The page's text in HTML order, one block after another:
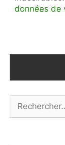
données de